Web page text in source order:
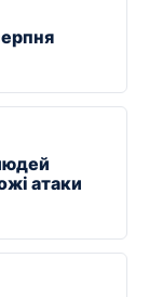
атаки